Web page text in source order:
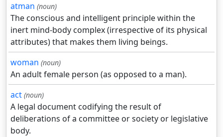
atman (noun)
The conscious and intelligent principle within the
inert mind-body complex (irrespective of its physical
attributes) that makes them living beings.
woman (noun)
An adult female person (as opposed to a man).
act (noun)
A legal document codifying the result of
deliberations of a committee or society or legislative
body.